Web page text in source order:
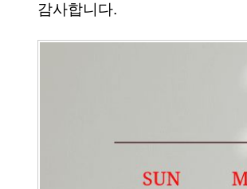
감사합니다.